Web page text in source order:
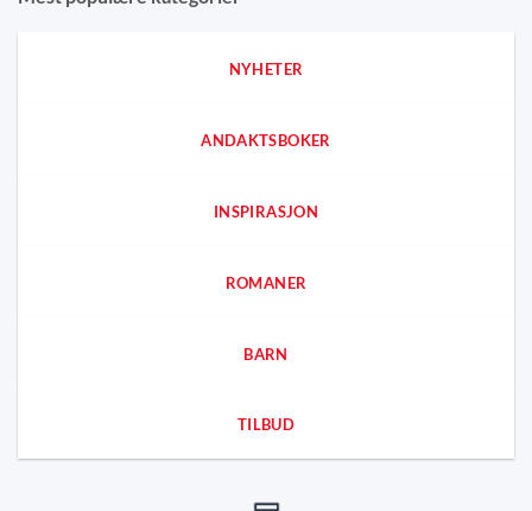
NYHETER
ANDAKTSBOKER
INSPIRASJON
ROMANER
BARN
TILBUD